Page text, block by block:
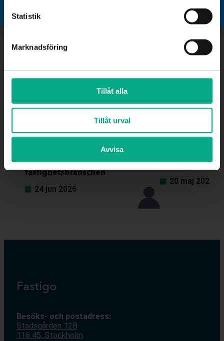
Statistik
Marknadsföring
Tillåt alla
Tillåt urval
Avvisa
använder AI i
fastighetsbranschen
24 jun 2026
PRESSMEDDELANDE
vinner
20 maj 2026
Fastigo
Besöks- och postadress:
Stadsgården 12B
116 45, Stockholm